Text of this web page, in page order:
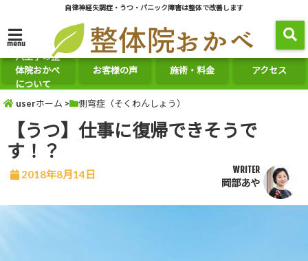
自律神経失調症・うつ・パニック障害は整体で改善します
menu
八王子の整
体院おかべ
について
お客様の声 施術・料金 アクセス
userホーム > 側弯症（そくわんしょう）
【うつ】仕事に復帰できそうで
す！？
2018年8月14日 WRITER
岡部あや